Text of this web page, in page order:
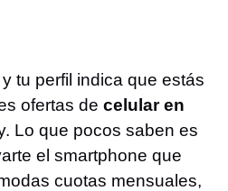
tu perfil indica que estás
ofertas de celular en
Lo que pocos saben es
el smartphone que
cuotas mensuales,